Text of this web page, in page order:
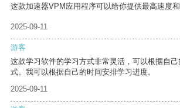
这款加速器VPM应用程序可以给你提供最高速度和
2025-09-11
游客
这款学习软件的学习方式非常灵活，可以根据自
式。我可以根据自己的时间安排学习进度。
2025-09-11